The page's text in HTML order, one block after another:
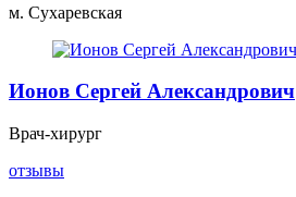
м. Сухаревская
Ионов Сергей Александрович
Врач-хирург
отзывы